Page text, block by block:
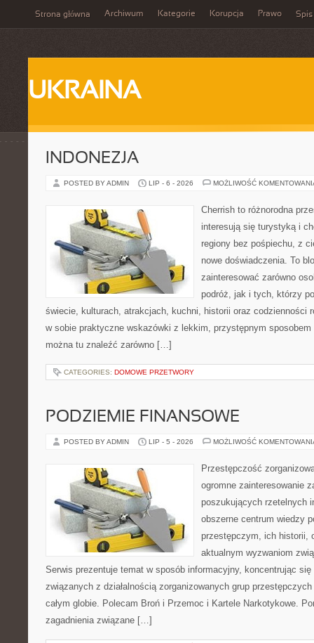
Strona główna Archiwum Kategorie Korupcja Prawo Spis
UKRAINA
INDONEZJA
POSTED BY ADMIN LIP - 6 - 2026 MOŻLIWOŚĆ
Cherrish to różnorodna
interesują się turystyką i
regiony bez pośpiechu, z
nowe doświadczenia. To
zainteresować zarówno
podróż, jak i tych, którzy
świecie, kulturach, atrakcjach, kuchni, historii oraz codzienności
w sobie praktyczne wskazówki z lekkim, przystępnym
można tu znaleźć zarówno […]
CATEGORIES: DOMOWE PRZETWORY
PODZIEMIE FINANSOWE
POSTED BY ADMIN LIP - 5 - 2026 MOŻLIWOŚĆ
Przestępczość
ogromne zainteresowanie
poszukujących rzetelnych
obszerne centrum wiedzy
przestępczym, ich historii,
aktualnym wyzwaniom
Serwis prezentuje temat w sposób informacyjny, koncentrując
związanych z działalnością zorganizowanych grup
całym globie. Polecam Broń i Przemoc i Kartele Narkotykowe.
zagadnienia związane […]